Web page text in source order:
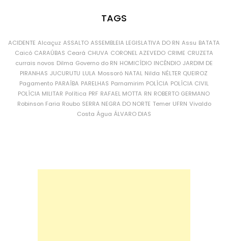
TAGS
ACIDENTE Alcaçuz ASSALTO ASSEMBLEIA LEGISLATIVA DO RN Assu BATATA
Caicó CARAÚBAS Ceará CHUVA CORONEL AZEVEDO CRIME CRUZETA
currais novos Dilma Governo do RN HOMICÍDIO INCÊNDIO JARDIM DE
PIRANHAS JUCURUTU LULA Mossoró NATAL Nilda NÉLTER QUEIROZ
Pagamento PARAÍBA PARELHAS Parnamirim POLÍCIA POLÍCIA CIVIL
POLÍCIA MILITAR Política PRF RAFAEL MOTTA RN ROBERTO GERMANO
Robinson Faria Roubo SERRA NEGRA DO NORTE Temer UFRN Vivaldo
Costa Água ÁLVARO DIAS